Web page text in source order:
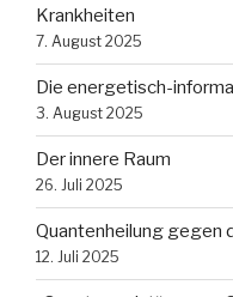
Krankheiten
7. August 2025
Die energetisch-
3. August 2025
Der innere Raum
26. Juli 2025
Quantenheilung gegen
12. Juli 2025